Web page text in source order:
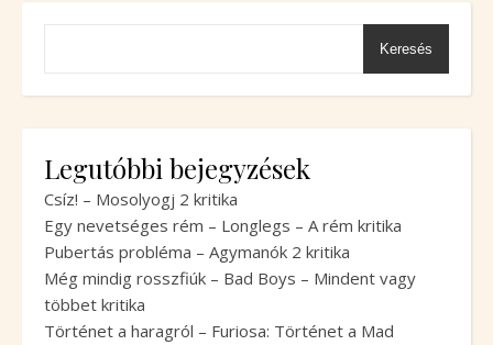
Keresés
Legutóbbi bejegyzések
Csíz! – Mosolyogj 2 kritika
Egy nevetséges rém – Longlegs – A rém kritika
Pubertás probléma – Agymanók 2 kritika
Még mindig rosszfiúk – Bad Boys – Mindent vagy
többet kritika
Történet a haragról – Furiosa: Történet a Mad